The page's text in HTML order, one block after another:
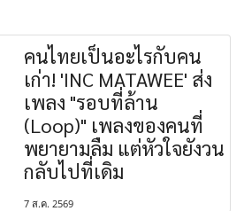
คนไทยเป็นอะไรกับคน
เก่า! 'INC MATAWEE' ส่ง
เพลง "รอบที่ล้าน
(Loop)" เพลงของคนที่
พยายามลืม แต่หัวใจยังวน
กลับไปที่เดิม
7 ส.ค. 2569